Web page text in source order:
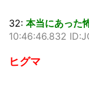
32: 本当にあった
10:46:46.832
ヒグマ